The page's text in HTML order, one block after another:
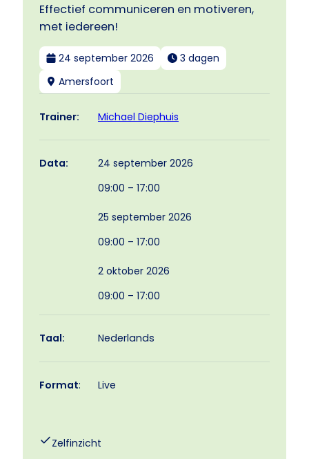
Effectief communiceren en motiveren,
met iedereen!
24 september 2026
3 dagen
Amersfoort
Trainer: Michael Diephuis
Data:
24 september 2026
09:00 – 17:00
25 september 2026
09:00 – 17:00
2 oktober 2026
09:00 – 17:00
Taal: Nederlands
Format: Live
Zelfinzicht